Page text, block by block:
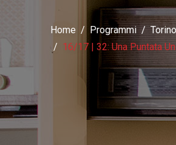
Home Programmi
16/17 | 32: Una Puntata